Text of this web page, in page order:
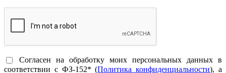
Согласен на обработку моих персональных данных в
соответствии с ФЗ-152* (Политика конфиденциальности), а